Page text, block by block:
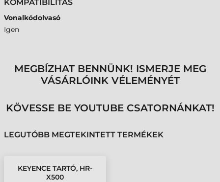
KOMPATIBILITÁS
Vonalkódolvasó
Igen
MEGBÍZHAT BENNÜNK! ISMERJE MEG
VÁSÁRLÓINK VÉLEMÉNYÉT
KÖVESSE BE YOUTUBE CSATORNÁNKAT!
LEGUTÓBB MEGTEKINTETT TERMÉKEK
KEYENCE TARTÓ, HR-
X500